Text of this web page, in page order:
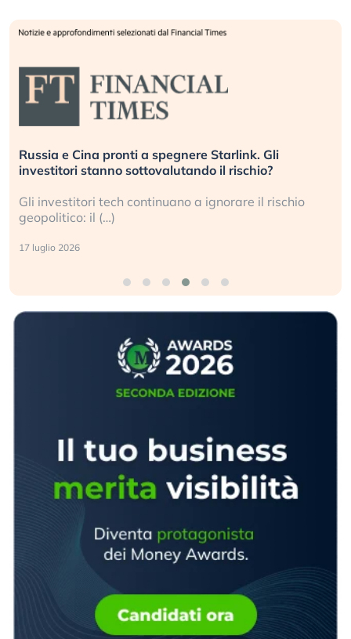
Russia e Cina pronti a spegnere Starlink. Gli
investitori stanno sottovalutando il rischio?
Gli investitori tech continuano a ignorare il rischio
geopolitico: il (…)
17 luglio 2026